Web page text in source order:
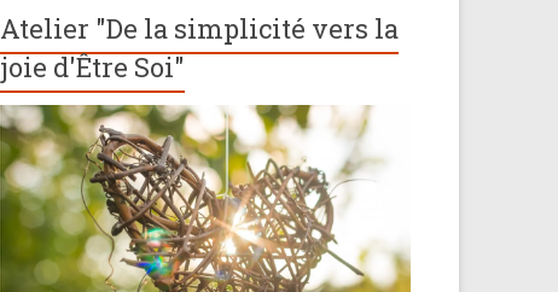
Atelier "De la simplicité vers la
joie d'Être Soi"